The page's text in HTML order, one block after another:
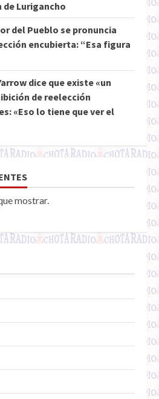
de Lurigancho
del Pueblo se pronuncia
encubierta: “Esa figura
dice que existe «un
de reelección
«Eso lo tiene que ver el
mostrar.